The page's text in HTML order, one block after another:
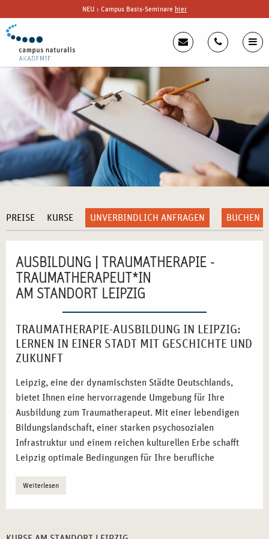
NEU : Campus Basis-Seminare hier
PREISE KURSE UNVERBINDLICH ANFRAGEN BUCHEN
AUSBILDUNG | TRAUMATHERAPIE -
TRAUMATHERAPEUT*IN
AM STANDORT LEIPZIG
TRAUMATHERAPIE-AUSBILDUNG IN LEIPZIG:
LERNEN IN EINER STADT MIT GESCHICHTE UND
ZUKUNFT
Leipzig, eine der dynamischsten Städte Deutschlands,
bietet Ihnen eine hervorragende Umgebung für Ihre
Ausbildung zum Traumatherapeut. Mit einer lebendigen
Bildungslandschaft, einer starken psychosozialen
Infrastruktur und einem reichen kulturellen Erbe schafft
Leipzig optimale Bedingungen für Ihre berufliche
Wissenschafts- und Bildungsstandort:
Weiterlesen